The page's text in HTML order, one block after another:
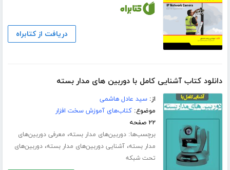
دریافت از کتابراه
دانلود کتاب آشنایی کامل با دوربین های مدار بسته
از:سید عادل هاشمی
موضوع:کتاب‌های آموزش سخت افزار
۲۲ صفحه
برچسب‌ها:دوربین‌های مدار بسته، معرفی دوربین‌های
مدار بسته،آشنایی دوربین‌های مدار بسته،دوربین‌های
تحت شبکه